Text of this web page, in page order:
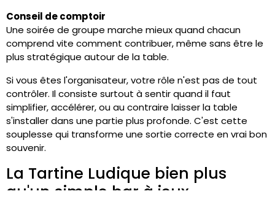
Conseil de comptoir
Une soirée de groupe marche mieux quand chacun
comprend vite comment contribuer, même sans être le
plus stratégique autour de la table.
Si vous êtes l'organisateur, votre rôle n'est pas de tout
contrôler. Il consiste surtout à sentir quand il faut
simplifier, accélérer, ou au contraire laisser la table
s'installer dans une partie plus profonde. C'est cette
souplesse qui transforme une sortie correcte en vrai bon
souvenir.
La Tartine Ludique bien plus
qu'un simple bar à jeux